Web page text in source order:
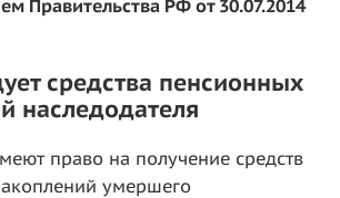
Правительства РФ от 30.07.2014
средства пенсионных
наследодателя
право на получение средств
умершего